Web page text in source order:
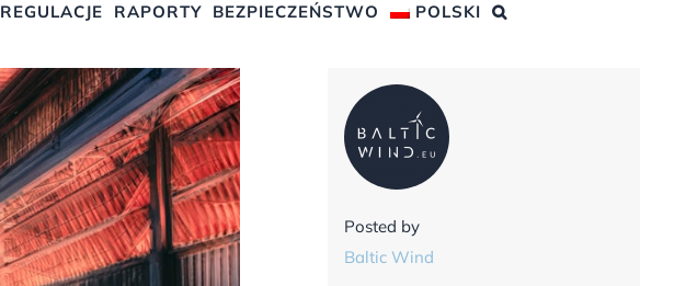
REGULACJE RAPORTY BEZPIECZEŃSTWO POLSKI
Posted by
Baltic Wind